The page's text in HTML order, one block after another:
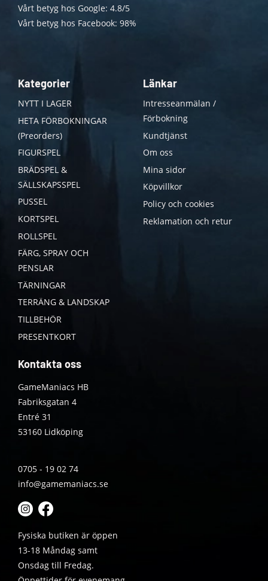
Vårt betyg hos Google: 4.8/5
Vårt betyg hos Facebook: 98%
Kategorier
NYTT I LAGER
HETA FÖRBOKNINGAR
(Preorders)
FIGURSPEL
BRÄDSPEL &
SÄLLSKAPSSPEL
PUSSEL
KORTSPEL
ROLLSPEL
FÄRG, SPRAY OCH
PENSLAR
TÄRNINGAR
TERRÄNG & LANDSKAP
TILLBEHÖR
PRESENTKORT
Länkar
Intresseanmälan /
Förbokning
Kundtjänst
Om oss
Mina sidor
Köpvillkor
Policy och cookies
Reklamation och retur
Kontakta oss
GameManiacs HB
Fabriksgatan 4
Entré 31
53160 Lidköping
0705 - 19 02 74
info@gamemaniacs.se
Fysiska butiken är öppen
13-18 Måndag samt
Onsdag till Fredag.